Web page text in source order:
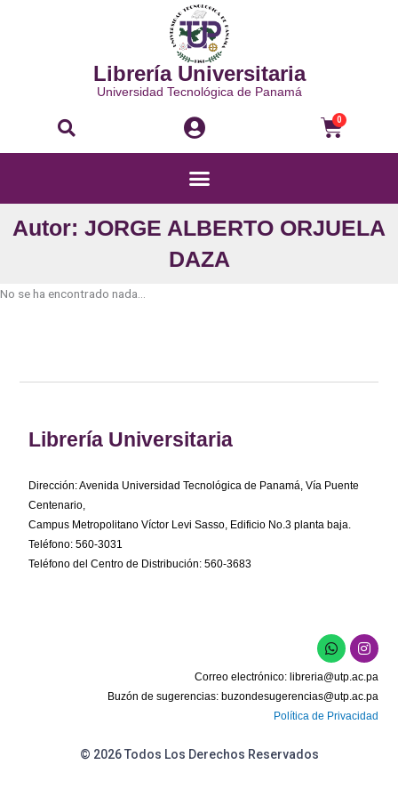
Librería Universitaria
Universidad Tecnológica de Panamá
Buscar 0
Menú
Autor: JORGE ALBERTO ORJUELA
DAZA
No se ha encontrado nada...
Librería Universitaria
Dirección: Avenida Universidad Tecnológica de Panamá, Vía Puente
Centenario,
Campus Metropolitano Víctor Levi Sasso, Edificio No.3 planta baja.
Teléfono: 560-3031
Teléfono del Centro de Distribución: 560-3683
W
h
a
t
s
a
p
I
n
s
t
a
g
r
Correo electrónico: libreria@utp.ac.pa
Buzón de sugerencias: buzondesugerencias@utp.ac.pa
Política de Privacidad
© 2026 Todos Los Derechos Reservados